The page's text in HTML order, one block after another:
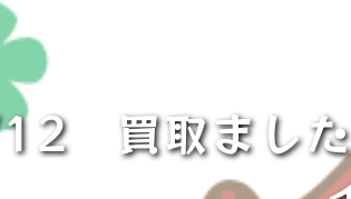
買取ました